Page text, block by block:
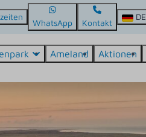
WhatsApp Kontakt
DE
Ameland Aktionen